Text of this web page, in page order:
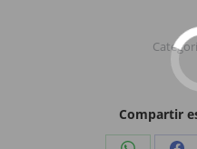
Compartir